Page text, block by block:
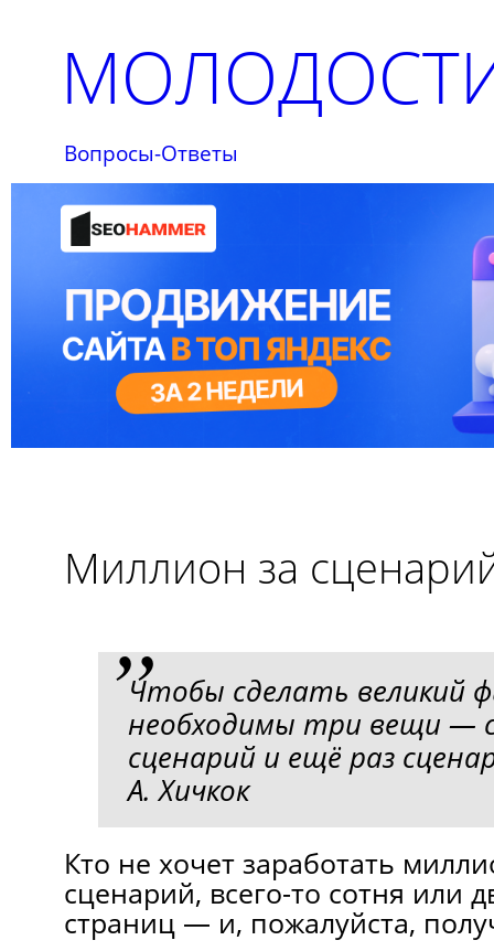
Вопросы-Ответы
Миллион за
Чтобы сделать великий
необходимы три вещи —
сценарий и ещё раз
А. Хичкок
Кто не хочет заработать
сценарий, всего-то сотня или
страниц — и, пожалуйста,